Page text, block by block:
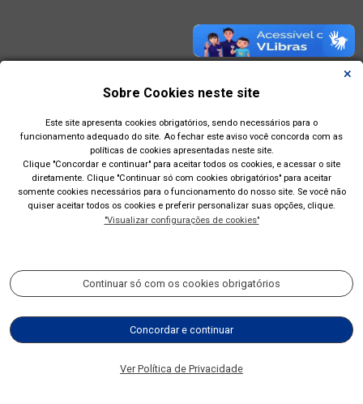
Sobre Cookies neste site
Este site apresenta cookies obrigatórios, sendo necessários para o
funcionamento adequado do site. Ao fechar este aviso você concorda com as
políticas de cookies apresentadas neste site.
Clique "Concordar e continuar" para aceitar todos os cookies, e acessar o site
diretamente. Clique "Continuar só com cookies obrigatórios" para aceitar
somente cookies necessários para o funcionamento do nosso site. Se você não
quiser aceitar todos os cookies e preferir personalizar suas opções, clique.
"Visualizar configurações de cookies"
Continuar só com os cookies obrigatórios
Concordar e continuar
Ver Política de Privacidade
Prefeitura Municipal de Esteio(RS)
Acompanhe nossas redes sociais: